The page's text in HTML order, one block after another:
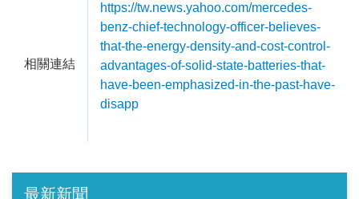
相關連結
https://tw.news.yahoo.com/mercedes-
benz-chief-technology-officer-believes-
that-the-energy-density-and-cost-control-
advantages-of-solid-state-batteries-that-
have-been-emphasized-in-the-past-have-
disapp
最新新聞